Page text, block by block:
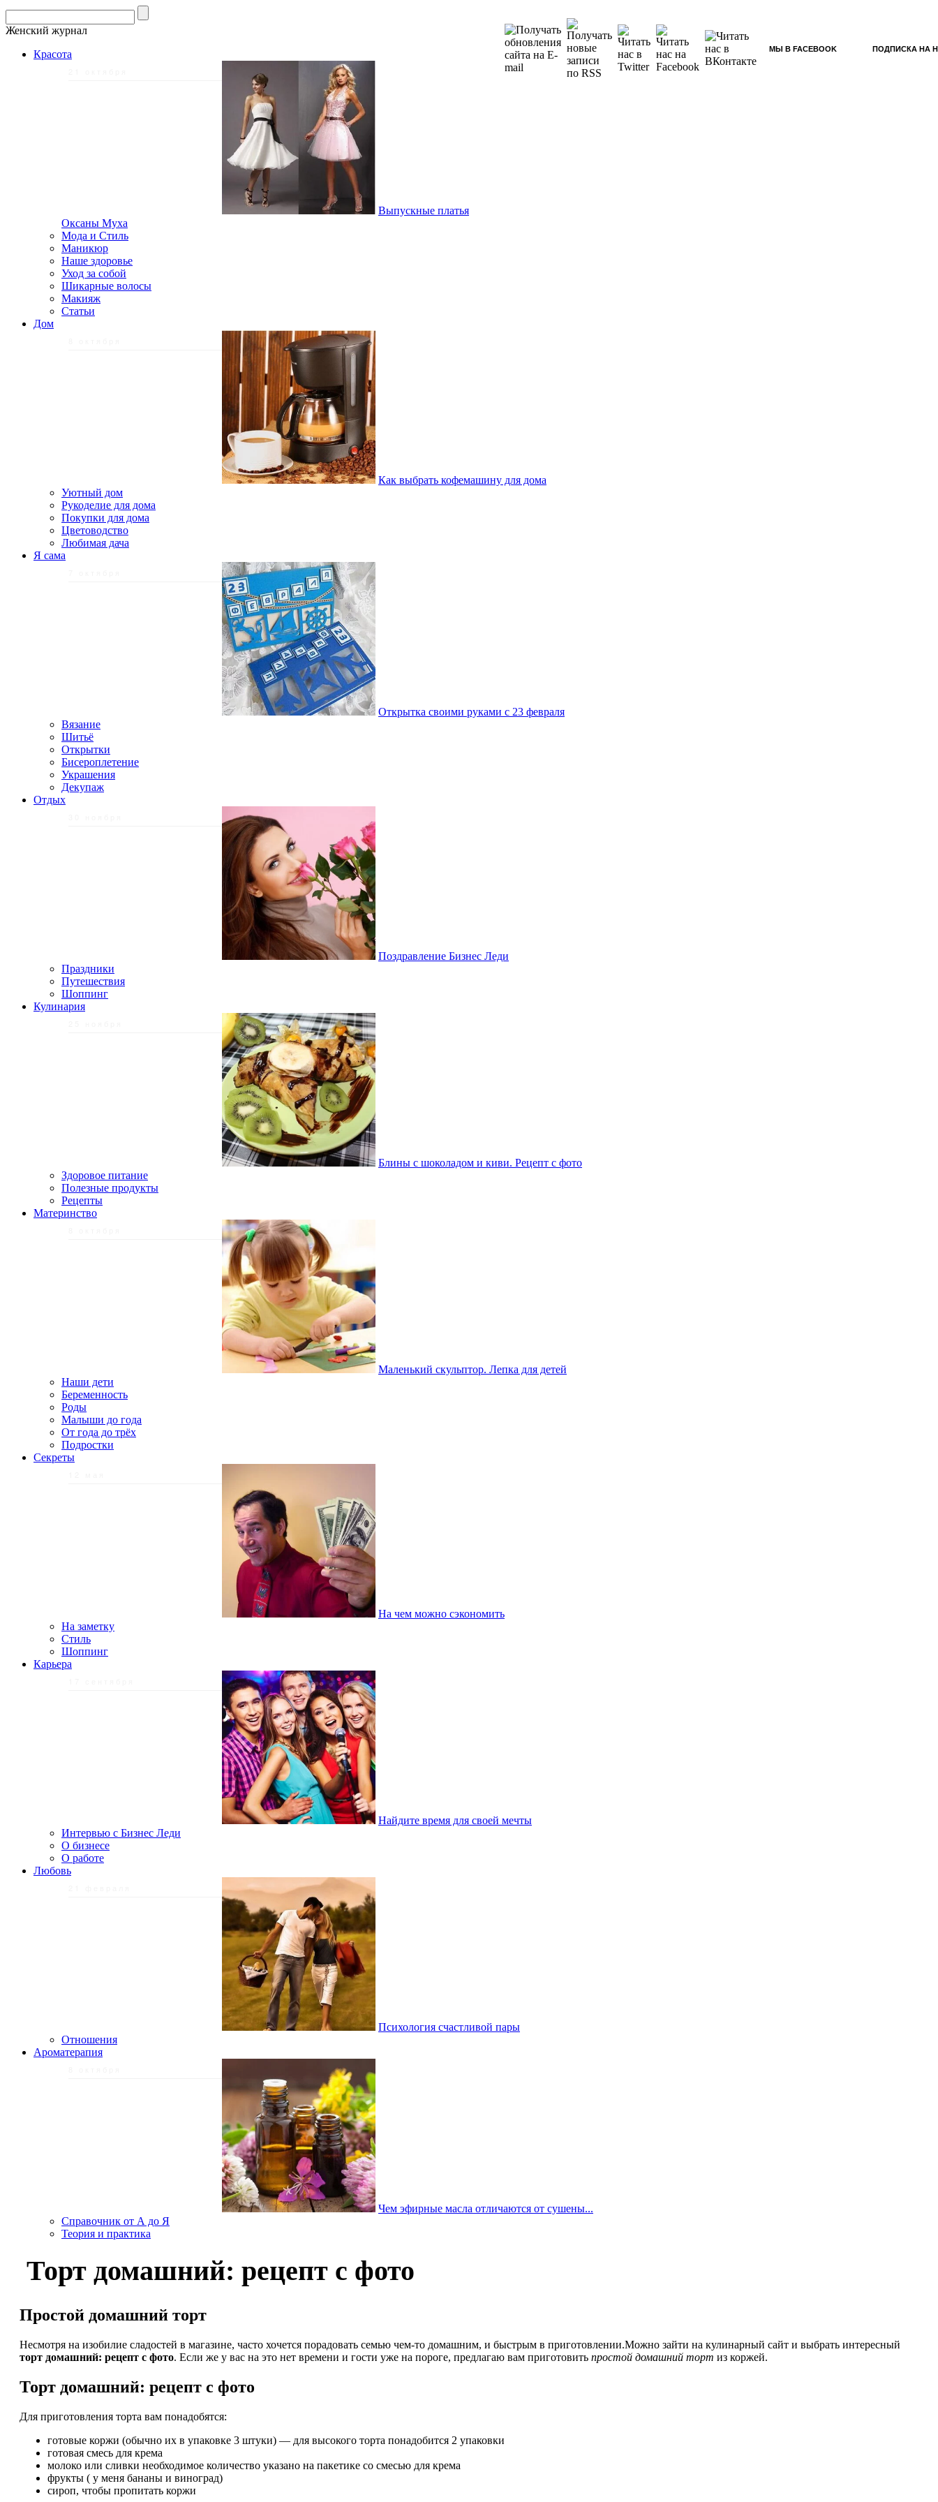
МЫ В FACEBOOK ПОДПИСКА НА
Женский журнал
Красота
Выпускные платья
Оксаны Муха
Мода и Стиль
Маникюр
Наше здоровье
Уход за собой
Шикарные волосы
Макияж
Статьи
Дом
Как выбрать кофемашину для дома
Уютный дом
Рукоделие для дома
Покупки для дома
Цветоводство
Любимая дача
Я сама
Открытка своими руками с 23 февраля
Вязание
Шитьё
Открытки
Бисероплетение
Украшения
Декупаж
Отдых
Поздравление Бизнес Леди
Праздники
Путешествия
Шоппинг
Кулинария
Блины с шоколадом и киви. Рецепт с фото
Здоровое питание
Полезные продукты
Рецепты
Материнство
Маленький скульптор. Лепка для детей
Наши дети
Беременность
Роды
Малыши до года
От года до трёх
Подростки
Секреты
На чем можно сэкономить
На заметку
Стиль
Шоппинг
Карьера
Найдите время для своей мечты
Интервью с Бизнес Леди
О бизнесе
О работе
Любовь
Психология счастливой пары
Отношения
Ароматерапия
Чем эфирные масла отличаются от сушены...
Справочник от А до Я
Теория и практика
Торт домашний: рецепт с фото
Простой домашний торт
Несмотря на изобилие сладостей в магазине, часто хочется порадовать семью чем-то домашним, и быстрым в приготовлении.Можно зайти на кулинарный сайт и выбрать интересный
торт домашний: рецепт с фото. Если же у вас на это нет времени и гости уже на пороге, предлагаю вам приготовить простой домашний торт из коржей.
Торт домашний: рецепт с фото
Для приготовления торта вам понадобятся:
готовые коржи (обычно их в упаковке 3 штуки) — для высокого торта понадобится 2 упаковки
готовая смесь для крема
молоко или сливки необходимое количество указано на пакетике со смесью для крема
фрукты ( у меня бананы и виноград)
сироп, чтобы пропитать коржи